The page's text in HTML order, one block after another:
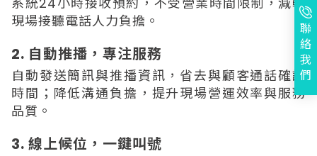
現場接聽電話人力負擔。
2. 自動推播，專注服務
自動發送簡訊與推播資訊，省去與顧客通話確認
時間；降低溝通負擔，提升現場營運效率與服務
品質。
3. 線上候位，一鍵叫號
聯
絡
我
們